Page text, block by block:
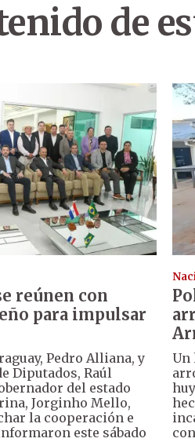
de
reúnen con
para impulsar
Pedro Alliana, y
Diputados, Raúl
del estado
Jorginho Mello,
la cooperación e
este sábado
Un